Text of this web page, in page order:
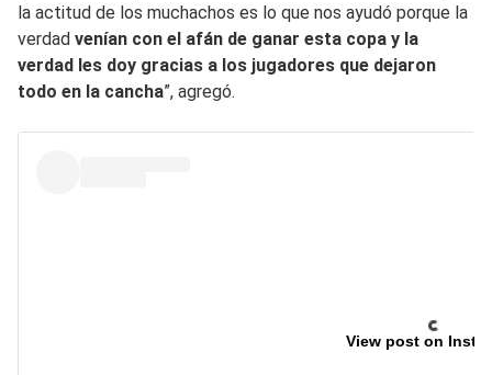
la actitud de los muchachos es lo que nos ayudó porque la
verdad venían con el afán de ganar esta copa y la
verdad les doy gracias a los jugadores que dejaron
todo en la cancha”, agregó.
View post on